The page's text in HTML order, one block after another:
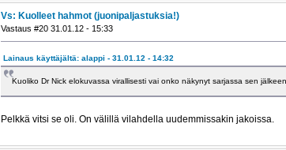
Vs: Kuolleet hahmot (juonipaljastuksia!)
Vastaus #20 31.01.12 - 15:33
Lainaus käyttäjältä: alappi - 31.01.12 - 14:32
Kuoliko Dr Nick elokuvassa virallisesti vai onko näkynyt sarjassa sen
Pelkkä vitsi se oli. On välillä vilahdella uudemmissakin jakoissa.